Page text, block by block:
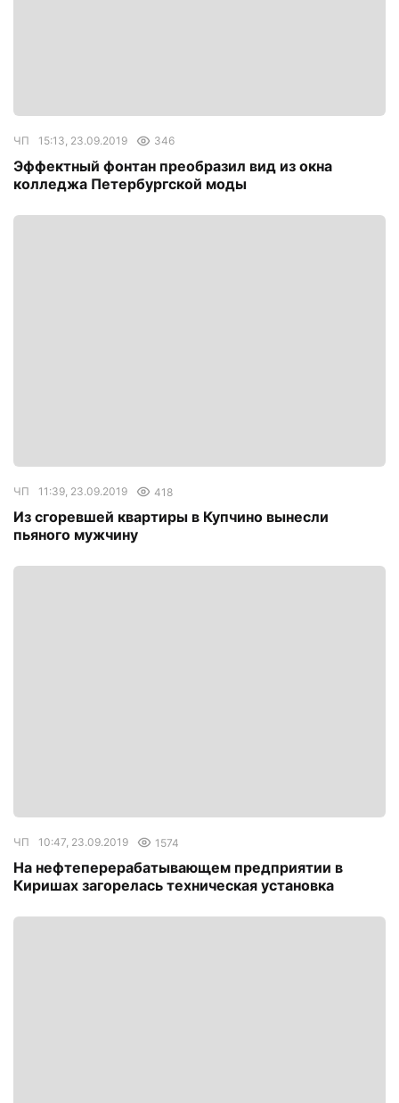
ЧП 15:13, 23.09.2019 346
Эффектный фонтан преобразил вид из окна
колледжа Петербургской моды
ЧП 11:39, 23.09.2019 418
Из сгоревшей квартиры в Купчино вынесли
пьяного мужчину
ЧП 10:47, 23.09.2019 1574
На нефтеперерабатывающем предприятии в
Киришах загорелась техническая установка